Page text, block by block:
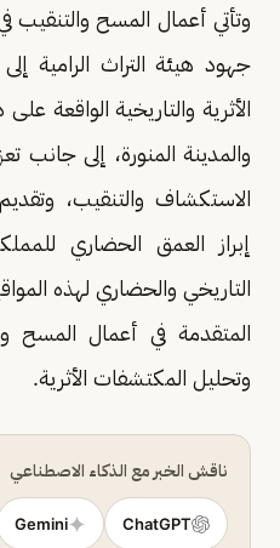
وتأتي أعمال المسح
جهود هيئة التراث الرامية
الأثرية والتاريخية الواقعة
والمدينة المنورة، إلى جانب
الاستكشاف والتنقيب،
إبراز العمق الحضاري
التاريخي والحضاري لهذه
المتقدمة في أعمال المسح
وتحليل المكتشفات الأثرية.
ناقش الخبر مع الذكاء الاصطناعي
ChatGPT
Gemini